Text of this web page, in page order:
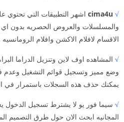
√
cima4u اشهر التطبيقات التي
والمسلسلات والعروض الحصريه بدون
الاقسام لافلام الاكشن وافلام
√ المشاهده اوف لاين وتنزيل الدراما
وضع مميز وتسجيل قوائم التشغيل وعدم
يمكنك حذف هذه السجلات باستمرار في
√ سيما فور يو لا يشترط تسجيل الدخول
المجانيه ابحث الان حول طرق التصميم